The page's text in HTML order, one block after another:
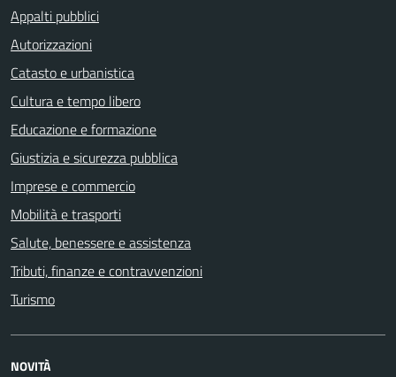
Appalti pubblici
Autorizzazioni
Catasto e urbanistica
Cultura e tempo libero
Educazione e formazione
Giustizia e sicurezza pubblica
Imprese e commercio
Mobilità e trasporti
Salute, benessere e assistenza
Tributi, finanze e contravvenzioni
Turismo
NOVITÀ